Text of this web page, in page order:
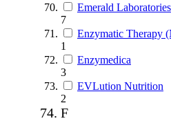
Emerald Laboratories
7
Enzymatic Therapy
1
Enzymedica
3
EVLution Nutrition
2
F